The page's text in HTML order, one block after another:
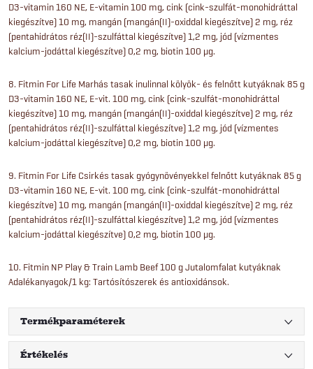
D3-vitamin 160 NE, E-vitamin 100 mg, cink (cink-szulfát-monohidráttal
kiegészítve) 10 mg, mangán (mangán(II)-oxiddal kiegészítve) 2 mg, réz
(pentahidrátos réz(II)-szulfáttal kiegészítve) 1,2 mg, jód (vízmentes
kalcium-jodáttal kiegészítve) 0,2 mg, biotin 100 μg.
8. Fitmin For Life Marhás tasak inulinnal kölyök- és felnőtt kutyáknak 85 g
D3-vitamin 160 NE, E-vit. 100 mg, cink (cink-szulfát-monohidráttal
kiegészítve) 10 mg, mangán (mangán(II)-oxiddal kiegészítve) 2 mg, réz
(pentahidrátos réz(II)-szulfáttal kiegészítve) 1,2 mg, jód (vízmentes
kalcium-jodáttal kiegészítve) 0,2 mg, biotin 100 μg.
9. Fitmin For Life Csirkés tasak gyógynövényekkel felnőtt kutyáknak 85 g
D3-vitamin 160 NE, E-vit. 100 mg, cink (cink-szulfát-monohidráttal
kiegészítve) 10 mg, mangán (mangán(II)-oxiddal kiegészítve) 2 mg, réz
(pentahidrátos réz(II)-szulfáttal kiegészítve) 1,2 mg, jód (vízmentes
kalcium-jodáttal kiegészítve) 0,2 mg, biotin 100 μg.
10. Fitmin NP Play & Train Lamb Beef 100 g Jutalomfalat kutyáknak
Adalékanyagok/1 kg: Tartósítószerek és antioxidánsok.
Termékparaméterek
Értékelés